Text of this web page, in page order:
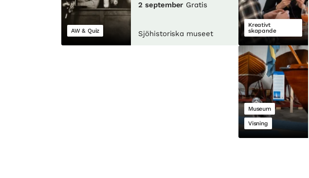
AW & Quiz
2 september Gratis
Sjöhistoriska museet
Kreativt
skapande
Museum
Visning